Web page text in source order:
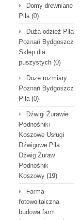
Domy drewniane
Piła(0)
Duża odzież Piła
Poznań Bydgoszcz
Sklep dla
puszystych (0)
Duże rozmiary
Poznań Bydgoszcz
Piła(0)
Dźwigi Żurawie
Podnośniki
Koszowe Usługi
Dźwigowe Piła
Dźwig Żuraw
Podnośnik
Koszowy (19)
Farma
fotowoltaiczna
budowa farm